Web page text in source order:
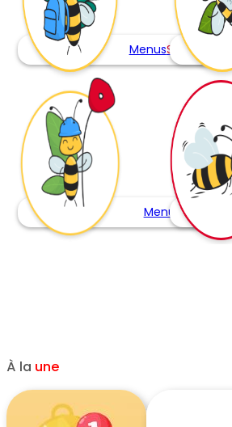
MenusScolaires
MenusSelf
À la une